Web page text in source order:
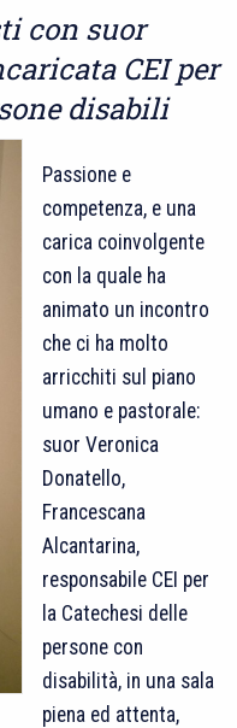
con suor
CEI per
disabili
Passione e
competenza, e una
carica coinvolgente
con la quale ha
animato un incontro
che ci ha molto
arricchiti sul piano
umano e pastorale:
suor Veronica
Donatello,
Francescana
Alcantarina,
responsabile CEI per
la Catechesi delle
persone con
disabilità, in una sala
piena ed attenta,